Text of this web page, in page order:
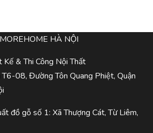
MOREHOME HÀ NỘI
& Thi Công Nội Thất
T6-08, Đường Tôn Quang Phiệt, Quận
đồ gỗ số 1: Xã Thượng Cát, Từ Liêm,